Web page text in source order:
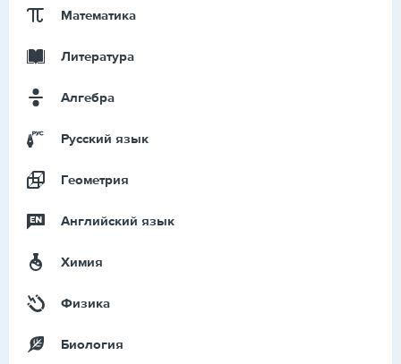
Математика
Литература
Алгебра
Русский язык
Геометрия
Английский язык
Химия
Физика
Биология